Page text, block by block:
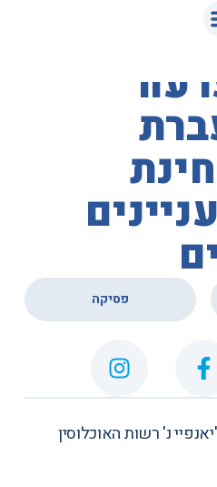
המחוזי
פסיקה
נ' רשות האוכלוסין